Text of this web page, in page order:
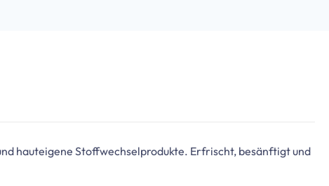
hauteigene Stoffwechselprodukte. Erfrischt, besänftigt und